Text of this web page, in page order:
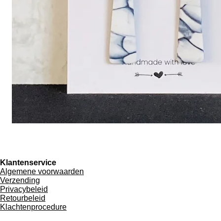
Klantenservice
Algemene voorwaarden
Verzending
Privacybeleid
Retourbeleid
Klachtenprocedure